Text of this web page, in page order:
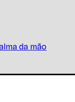
da mão
de Fís